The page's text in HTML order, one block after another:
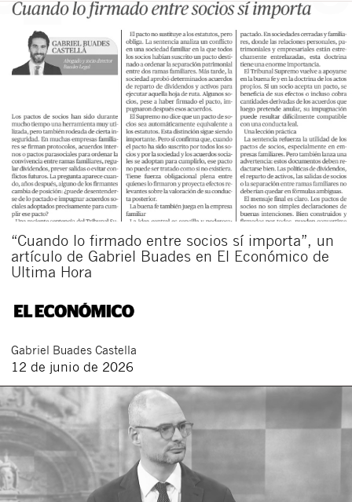
“Cuando lo firmado entre socios sí importa”, un
artículo de Gabriel Buades en El Económico de
Ultima Hora
Gabriel Buades Castella
12 de junio de 2026